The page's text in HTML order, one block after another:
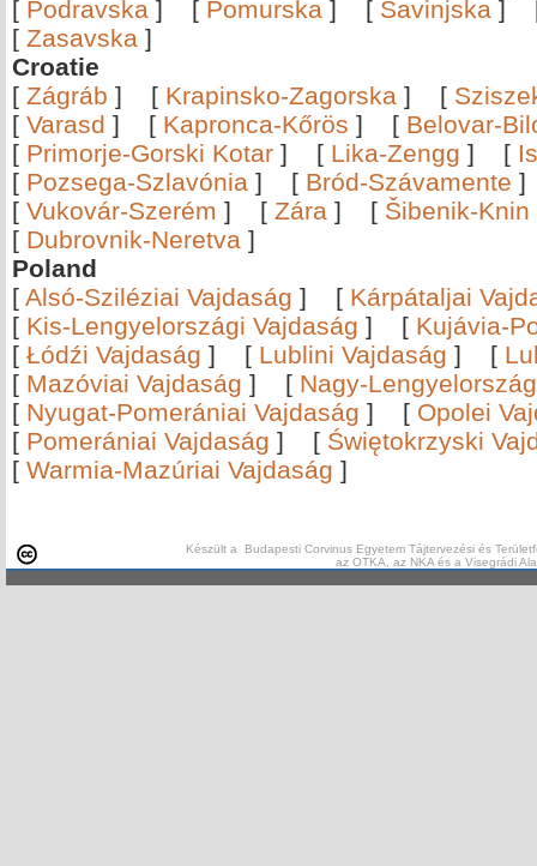
[ Podravska ] [ Pomurska ] [ Savinjska ]
[ Zasavska ]
Croatie
[ Zágráb ] [ Krapinsko-Zagorska ] [
[ Varasd ] [ Kapronca-Kőrös ] [ Belovar-
[ Primorje-Gorski Kotar ] [ Lika-Zengg ] [
[ Pozsega-Szlavónia ] [ Bród-Szávamente
[ Vukovár-Szerém ] [ Zára ] [ Šibenik-Knin
[ Dubrovnik-Neretva ]
Poland
[ Alsó-Sziléziai Vajdaság ] [ Kárpátaljai
[ Kis-Lengyelországi Vajdaság ] [ Kujávia-
[ Łódźi Vajdaság ] [ Lublini Vajdaság ] [
[ Mazóviai Vajdaság ] [ Nagy-
[ Nyugat-Pomerániai Vajdaság ] [ Opolei
[ Pomerániai Vajdaság ] [ Świętokrzyski
[ Warmia-Mazúriai Vajdaság ]
Készült a Budapesti Corvinus Egyetem Tájtervezési és
az OTKA, az NKA és a Visegrádi